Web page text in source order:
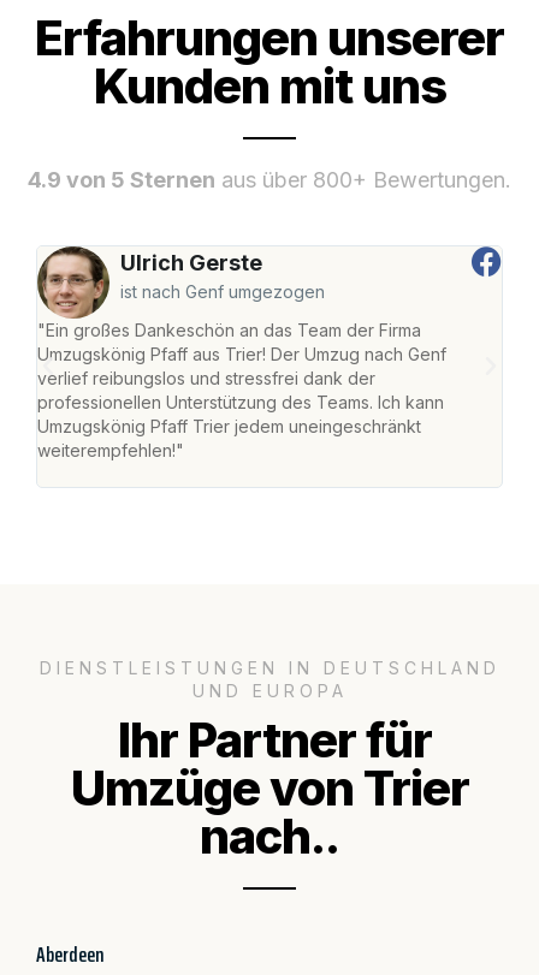
Erfahrungen unserer
Kunden mit uns
4.9 von 5 Sternen aus über 800+ Bewertungen.
Ulrich Gerste
ist nach Genf umgezogen
"Ein großes Dankeschön an das Team der Firma
Umzugskönig Pfaff aus Trier! Der Umzug nach Genf
verlief reibungslos und stressfrei dank der
professionellen Unterstützung des Teams. Ich kann
Umzugskönig Pfaff Trier jedem uneingeschränkt
weiterempfehlen!"
DIENSTLEISTUNGEN IN DEUTSCHLAND
UND EUROPA
Ihr Partner für
Umzüge von Trier
nach..
Aberdeen